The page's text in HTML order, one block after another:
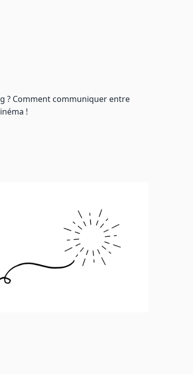
? Comment communiquer entre
!